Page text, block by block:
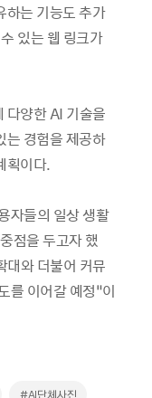
하는 기능도 추가
있는 웹 링크가
다양한 AI 기술을
는 경험을 제공하
획이다.
자들의 일상 생활
점을 두고자 했
대와 더불어 커뮤
를 이어갈 예정”이
#AI단체사진